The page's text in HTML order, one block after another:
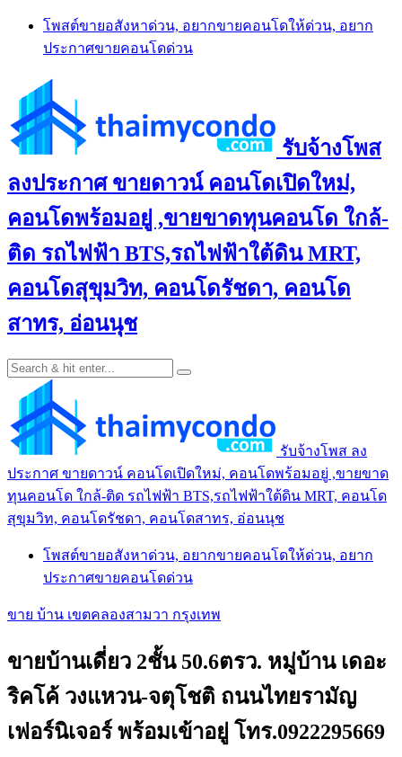
Skip
content
โพสต์ขายอสังหาด่วน, อยากขายคอนโดให้ด่วน, อยาก
ประกาศขายคอนโดด่วน
รับจ้างโพส
ลงประกาศ ขายดาวน์ คอนโดเปิดใหม่,
คอนโดพร้อมอยู่ ,ขายขาดทุนคอนโด ใกล้-
ติด รถไฟฟ้า BTS,รถไฟฟ้าใต้ดิน MRT,
คอนโดสุขุมวิท, คอนโดรัชดา, คอนโด
สาทร, อ่อนนุช
รับจ้างโพส ลง
ประกาศ ขายดาวน์ คอนโดเปิดใหม่, คอนโดพร้อมอยู่ ,ขายขาด
ทุนคอนโด ใกล้-ติด รถไฟฟ้า BTS,รถไฟฟ้าใต้ดิน MRT, คอนโด
สุขุมวิท, คอนโดรัชดา, คอนโดสาทร, อ่อนนุช
โพสต์ขายอสังหาด่วน, อยากขายคอนโดให้ด่วน, อยาก
ประกาศขายคอนโดด่วน
ขาย บ้าน เขตคลองสามวา กรุงเทพ
ขายบ้านเดี่ยว 2ชั้น 50.6ตรว. หมู่บ้าน เดอะ
ริคโค้ วงแหวน-จตุโชติ ถนนไทยรามัญ
เฟอร์นิเจอร์ พร้อมเข้าอยู่ โทร.0922295669